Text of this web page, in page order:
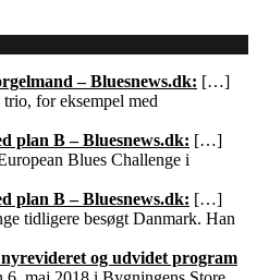
– Bluesnews.dk: […]
for eksempel med
plan B – Bluesnews.dk: […]
Blues Challenge i
plan B – Bluesnews.dk: […]
tidligere besøgt Danmark. Han
og udvidet program